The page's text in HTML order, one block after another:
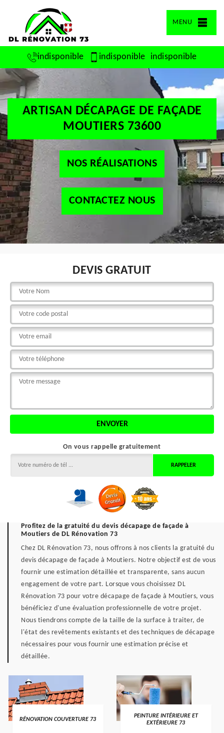
MENU
indisponible indisponible indisponible
ARTISAN DÉCAPAGE DE FAÇADE
MOUTIERS 73600
NOS RÉALISATIONS
CONTACTEZ NOUS
DEVIS GRATUIT
On vous rappelle gratuitement
Profitez de la gratuité du devis décapage de façade à
Moutiers de DL Rénovation 73
Chez DL Rénovation 73, nous offrons à nos clients la gratuité du
devis décapage de façade à Moutiers. Notre objectif est de vous
fournir une estimation détaillée et transparente, sans aucun
engagement de votre part. Lorsque vous choisissez DL
Rénovation 73 pour votre décapage de façade à Moutiers, vous
bénéficiez d'une évaluation professionnelle de votre projet.
Nous tiendrons compte de la taille de la surface à traiter, de
l'état des revêtements existants et des techniques de décapage
nécessaires pour vous fournir une estimation précise et
détaillée.
RÉNOVATION COUVERTURE 73
PEINTURE INTÉRIEURE ET
EXTÉRIEURE 73